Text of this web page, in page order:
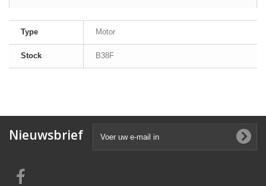
Type Motor
Stock B38F
Nieuwsbrief